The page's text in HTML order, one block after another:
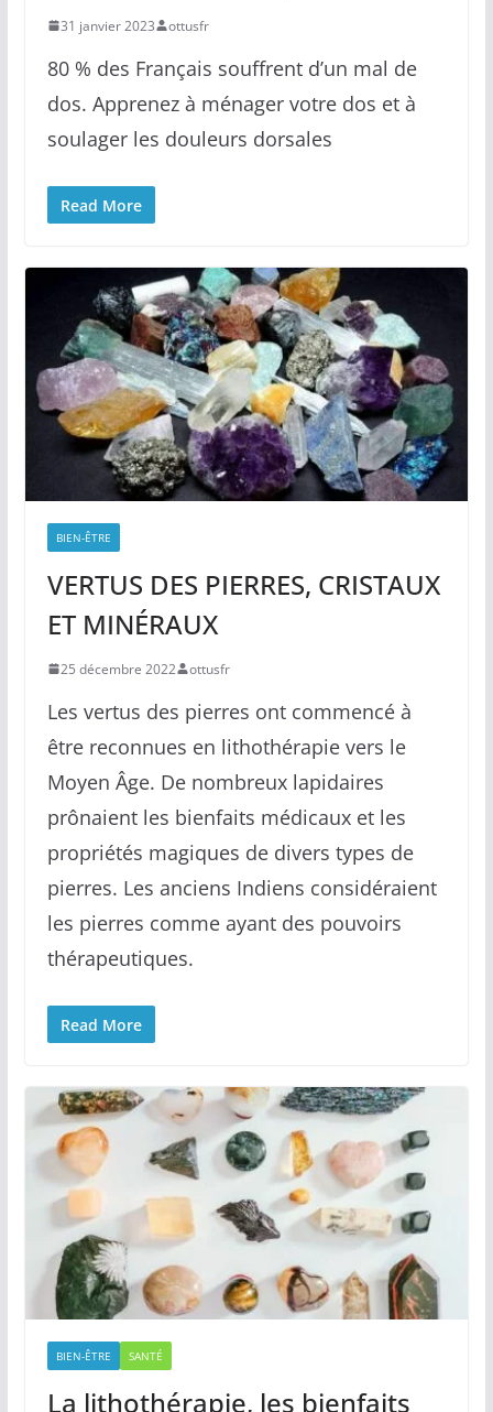
31 janvier 2023 ottusfr
80 % des Français souffrent d’un mal de
dos. Apprenez à ménager votre dos et à
soulager les douleurs dorsales
Read More
BIEN-ÊTRE
VERTUS DES PIERRES, CRISTAUX
ET MINÉRAUX
25 décembre 2022 ottusfr
Les vertus des pierres ont commencé à
être reconnues en lithothérapie vers le
Moyen Âge. De nombreux lapidaires
prônaient les bienfaits médicaux et les
propriétés magiques de divers types de
pierres. Les anciens Indiens considéraient
les pierres comme ayant des pouvoirs
thérapeutiques.
Read More
BIEN-ÊTRE SANTÉ
La lithothérapie, les bienfaits